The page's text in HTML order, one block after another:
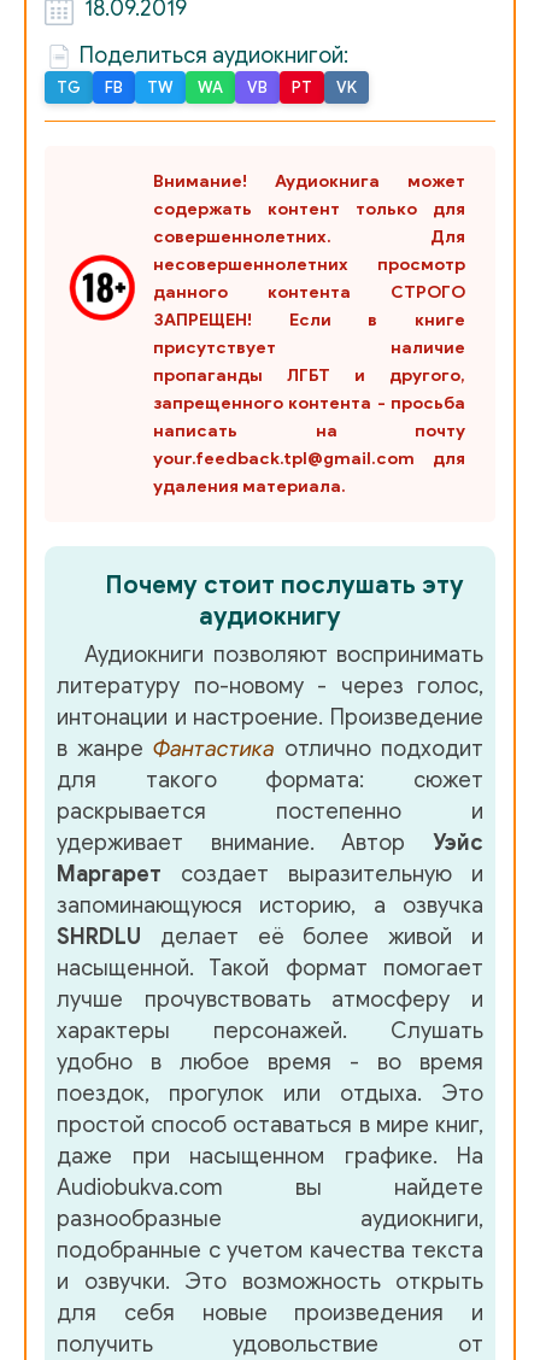
01_10_02
01_10_03
02_01_01
02_01_02
02_01_03
02_01_04
02_02_01
02_03_01
02_03_03
02_04_02
02_04_03
02_05_01
02_05_02
02_06_01
02_06_02
02_07_01
02_07_02
02_07_03
03_00_01
03_01_01
03_01_02
03_02_01
03_02_02
03_02_03
18.09.2019
Поделиться аудиокнигой:
TG FB TW WA VB PT VK
Внимание! Аудиокнига может
содержать контент только для
совершеннолетних. Для
несовершеннолетних просмотр
данного контента СТРОГО
ЗАПРЕЩЕН! Если в книге
присутствует наличие
пропаганды ЛГБТ и другого,
запрещенного контента - просьба
написать на почту
your.feedback.tpl@gmail.com для
удаления материала.
Почему стоит послушать эту
аудиокнигу
Аудиокниги позволяют воспринимать
литературу по-новому - через голос,
интонации и настроение. Произведение
в жанре Фантастика отлично подходит
для такого формата: сюжет
раскрывается постепенно и
удерживает внимание. Автор Уэйс
Маргарет создает выразительную и
запоминающуюся историю, а озвучка
SHRDLU делает её более живой и
насыщенной. Такой формат помогает
лучше прочувствовать атмосферу и
характеры персонажей. Слушать
удобно в любое время - во время
поездок, прогулок или отдыха. Это
простой способ оставаться в мире книг,
даже при насыщенном графике. На
Audiobukva.com вы найдете
разнообразные аудиокниги,
подобранные с учетом качества текста
и озвучки. Это возможность открыть
для себя новые произведения и
получить удовольствие от